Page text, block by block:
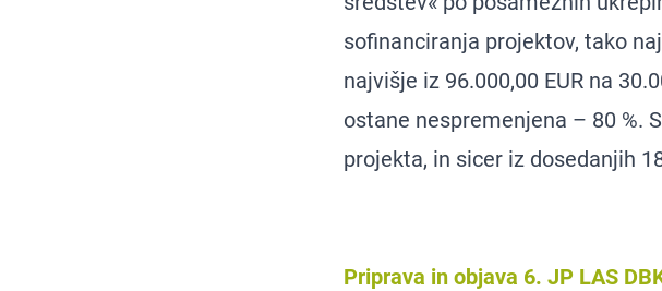
sofinanciranja projektov, tako
najvišje iz 96.000,00 EUR na
ostane nespremenjena – 80 %.
projekta, in sicer iz dosedanjih
Priprava in objava 6. JP LAS